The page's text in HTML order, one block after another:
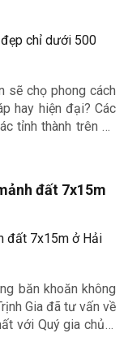
sẽ chọ phong cách
hay hiện đại? Các
tỉnh thành trên cả
để thêm sự lựa
đất 7x15m
băn khoăn không
Gia đã tư vấn về
với Quý gia chủ ở